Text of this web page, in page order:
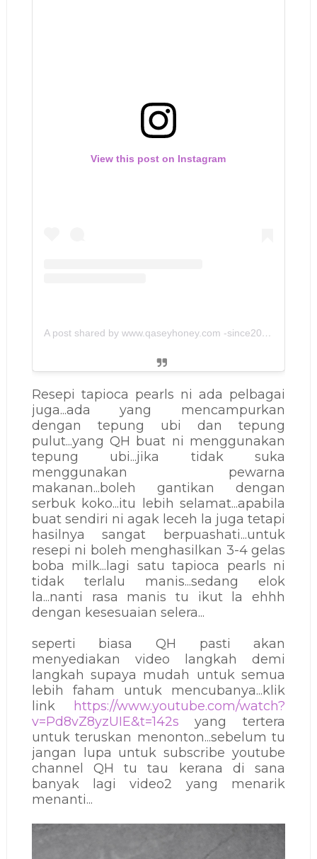
View this post on Instagram
A post shared by www.qaseyhoney.com -since2011 (@qaseyhoney)
Resepi tapioca pearls ni ada pelbagai
juga...ada yang mencampurkan
dengan tepung ubi dan tepung
pulut...yang QH buat ni menggunakan
tepung ubi...jika tidak suka
menggunakan pewarna
makanan...boleh gantikan dengan
serbuk koko...itu lebih selamat...apabila
buat sendiri ni agak leceh la juga tetapi
hasilnya sangat berpuashati...untuk
resepi ni boleh menghasilkan 3-4 gelas
boba milk...lagi satu tapioca pearls ni
tidak terlalu manis...sedang elok
la...nanti rasa manis tu ikut la ehhh
dengan kesesuaian selera...
seperti biasa QH pasti akan
menyediakan video langkah demi
langkah supaya mudah untuk semua
lebih faham untuk mencubanya...klik
link
https://www.youtube.com/watch?
v=Pd8vZ8yzUIE&t=142s yang tertera
untuk teruskan menonton...sebelum tu
jangan lupa untuk subscribe youtube
channel QH tu tau kerana di sana
banyak lagi video2 yang menarik
menanti...